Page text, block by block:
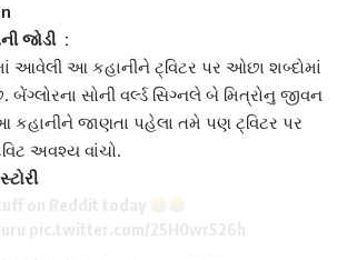
જોડી :
આવેલી આ કહાનીને ટ્વિટર પર ઓછા શબ્દોમાં
બેંગ્લોરના સોની વર્લ્ડ સિગ્નલે બે મિત્રોનુ જીવન
કહાનીને જાણતા પહેલા તમે પણ ટ્વિટર પર
અવશ્ય વાંચો.